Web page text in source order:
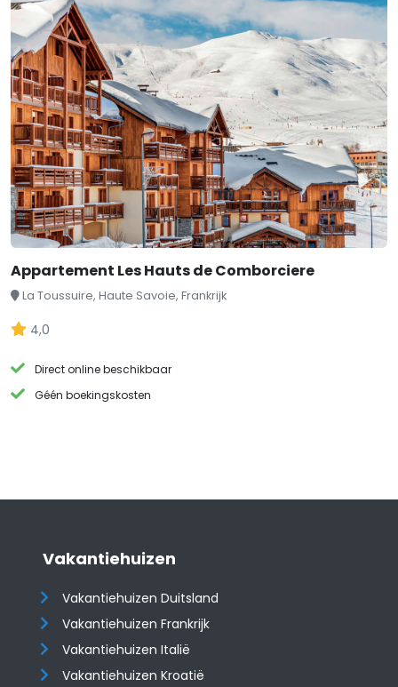
Appartement Les Hauts de Comborciere
La Toussuire, Haute Savoie, Frankrijk
4,0
Direct online beschikbaar
Géén boekingskosten
Vakantiehuizen
Vakantiehuizen Duitsland
Vakantiehuizen Frankrijk
Vakantiehuizen Italië
Vakantiehuizen Kroatië